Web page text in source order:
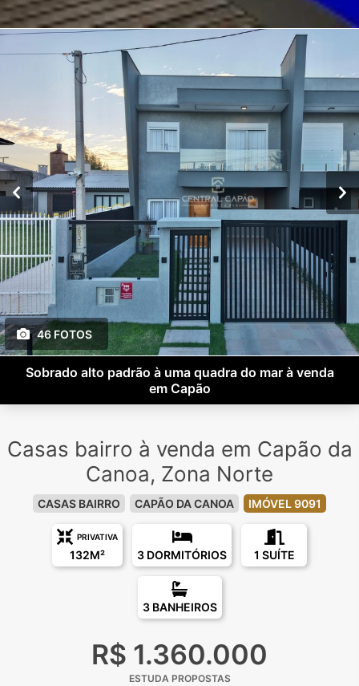
46 FOTOS
Sobrado alto padrão à uma quadra do mar à venda
em Capão
Casas bairro à venda em Capão da
Canoa, Zona Norte
CASAS BAIRRO CAPÃO DA CANOA IMÓVEL 9091
PRIVATIVA
132M² 3 DORMITÓRIOS 1 SUÍTE
3 BANHEIROS
R$ 1.360.000
ESTUDA PROPOSTAS